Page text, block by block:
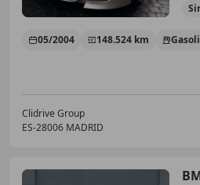
05/2004 148.524 km
Clidrive Group
ES-28006 MADRID